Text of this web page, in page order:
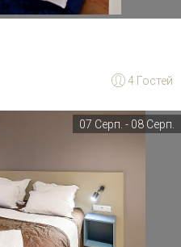
4 Гостей
07 Серп. - 08 Серп.